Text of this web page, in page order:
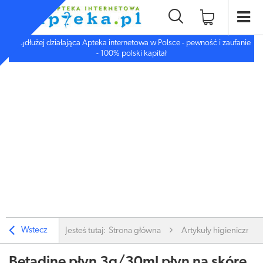
Najdłużej działająca Apteka internetowa w Polsce - pewność i zaufanie
- 100% polski kapitał
Wstecz Jesteś tutaj: Strona główna Artykuły higieniczne